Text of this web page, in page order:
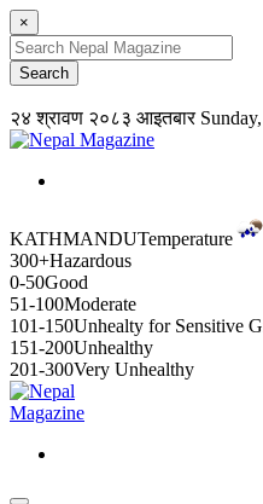
×
२४ श्रावण २०८३ आइतबार
KATHMANDUTemperature
300+Hazardous
0-50Good
51-100Moderate
101-150Unhealty for Sensitive
151-200Unhealthy
201-300Very Unhealthy